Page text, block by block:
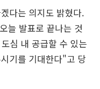
다는 의지도 밝혔다.
늘 발표로 끝나는 것
심 내 공급할 수 있는
기를 기대한다"고 당